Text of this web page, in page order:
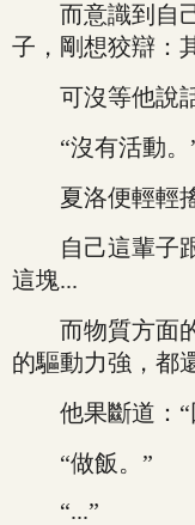
而意識到自己
子，剛想狡辯：
可沒等他說話
“沒有活動。
夏洛便輕輕搖
自己這輩子跟
這塊...
而物質方面的
的驅動力強，都
他果斷道：“
“做飯。”
“...”